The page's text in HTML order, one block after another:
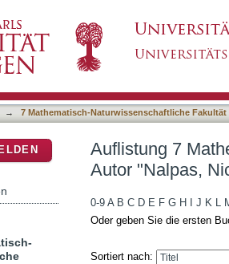
→ 7 Mathematisch-Naturwissenschaftliche Fakultät
Auflistung 7
Autor "Nalpas,
0-9 A B C D E F G H J K L
Oder geben Sie die ersten
Sortiert nach: